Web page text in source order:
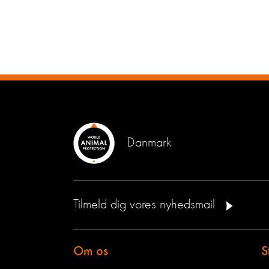
Danmark
Tilmeld dig vores nyhedsmail
Om os